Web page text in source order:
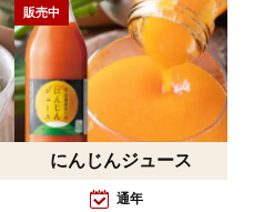
販売中
にんじんジュース
通年